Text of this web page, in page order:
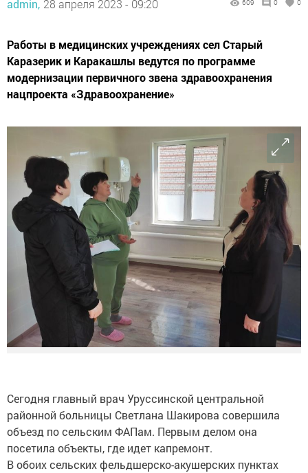
admin, 28 апреля 2023 - 09:20 609 0 0
Работы в медицинских учреждениях сел Старый
Каразерик и Каракашлы ведутся по программе
модернизации первичного звена здравоохранения
нацпроекта «Здравоохранение»
Сегодня главный врач Уруссинской центральной
районной больницы Светлана Шакирова совершила
объезд по сельским ФАПам. Первым делом она
посетила объекты, где идет капремонт.
В обоих сельских фельдшерско-акушерских пунктах